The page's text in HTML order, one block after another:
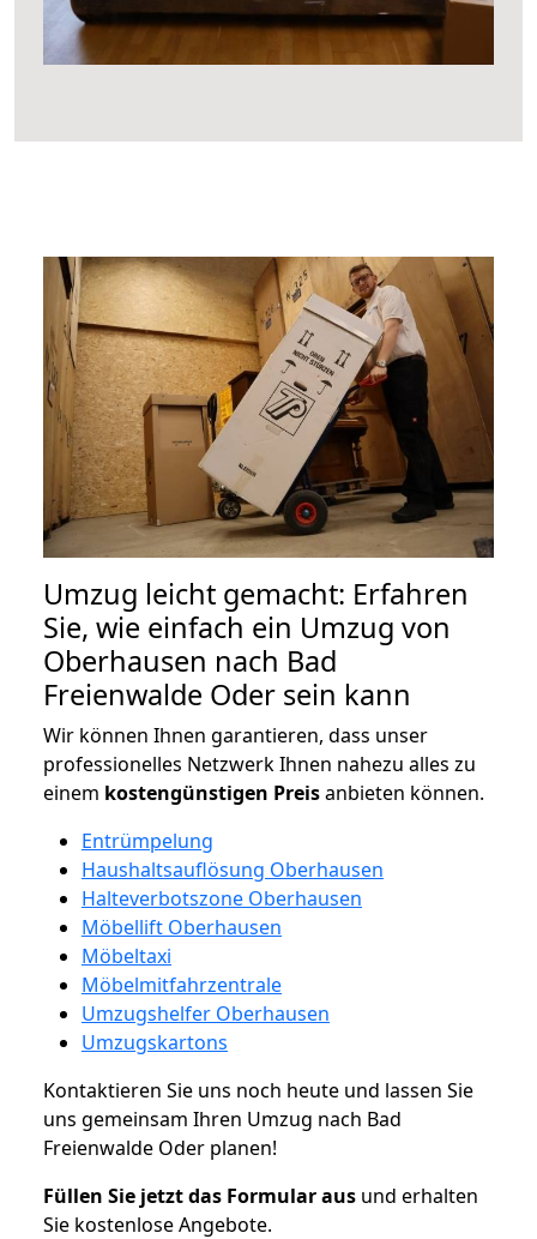
Umzug leicht gemacht: Erfahren
Sie, wie einfach ein Umzug von
Oberhausen nach Bad
Freienwalde Oder sein kann
Wir können Ihnen garantieren, dass unser
professionelles Netzwerk Ihnen nahezu alles zu
einem kostengünstigen Preisanbieten können.
Entrümpelung
Haushaltsauflösung Oberhausen
Halteverbotszone Oberhausen
Möbellift Oberhausen
Möbeltaxi
Möbelmitfahrzentrale
Umzugshelfer Oberhausen
Umzugskartons
Kontaktieren Sie uns noch heute und lassen Sie
uns gemeinsam Ihren Umzug nach Bad
Freienwalde Oder planen!
Füllen Sie jetzt das Formular aus und erhalten
Sie kostenlose Angebote.